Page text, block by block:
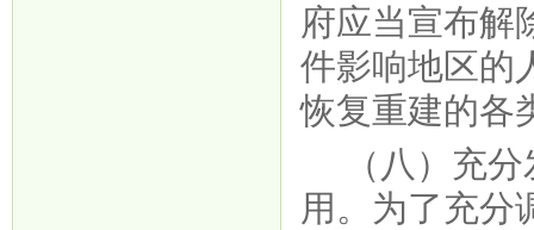
府应当宣布解
件影响地区的
恢复重建的各
（八）充
用。为了充分